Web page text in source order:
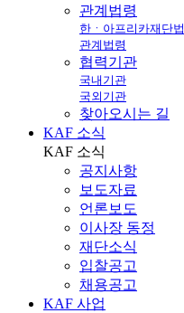
관계법령
한ㆍ아프리카재단법
관계법령
협력기관
국내기관
국외기관
찾아오시는 길
KAF 소식
KAF 소식
공지사항
보도자료
언론보도
이사장 동정
재단소식
입찰공고
채용공고
KAF 사업